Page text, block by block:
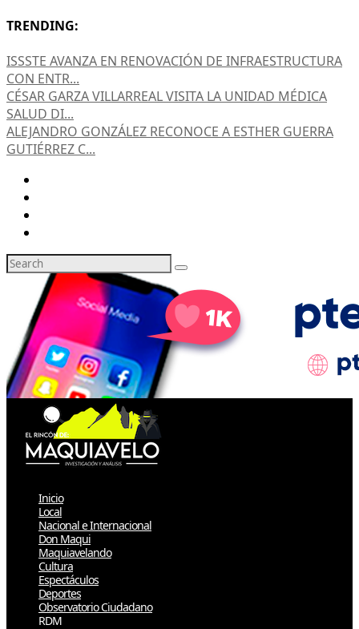
TRENDING:
ISSSTE AVANZA EN RENOVACIÓN DE INFRAESTRUCTURA
CON ENTR...
CÉSAR GARZA VILLARREAL VISITA LA UNIDAD MÉDICA
SALUD DI...
ALEJANDRO GONZÁLEZ RECONOCE A ESTHER GUERRA
GUTIÉRREZ C...
Inicio
Local
Nacional e Internacional
Don Maqui
Maquiavelando
Cultura
Espectáculos
Deportes
Observatorio Ciudadano
RDM